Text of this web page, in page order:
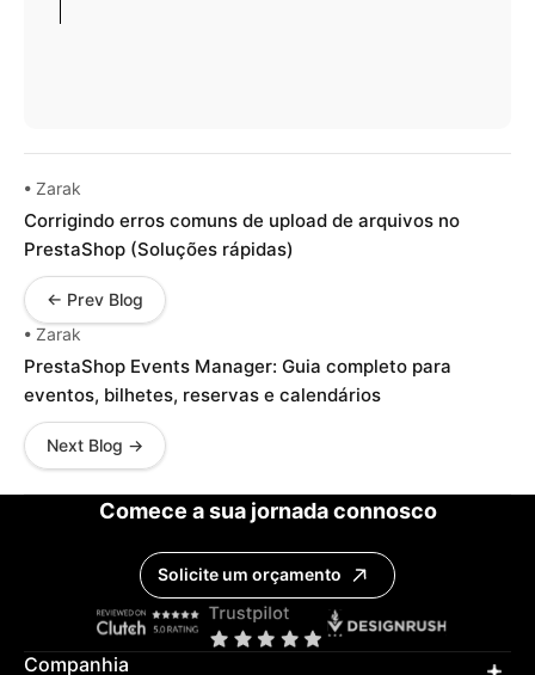
• Zarak
Corrigindo erros comuns de upload de arquivos no
PrestaShop (Soluções rápidas)
← Prev Blog
• Zarak
PrestaShop Events Manager: Guia completo para
eventos, bilhetes, reservas e calendários
Next Blog →
Comece a sua jornada connosco
Solicite um orçamento
Companhia